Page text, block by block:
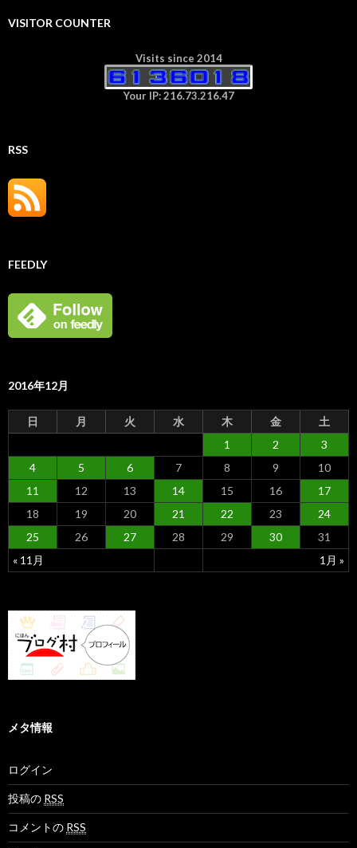
VISITOR COUNTER
Visits since 2014
Your IP: 216.73.216.47
RSS
FEEDLY
2016年12月
日 月 火 水 木 金 土
« 11月 1月 »
1 2
3
4
5 6 7 8 9
10
11
12 13 14 15 16
17
18
19 20 21 22 23
24
25
26 27 28 29 30 31
メタ情報
ログイン
投稿の RSS
コメントの RSS